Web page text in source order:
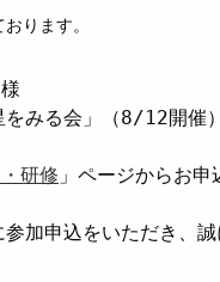
ります。
をみる会」（8/12開催
研修 」ページからお申
加申込をいただき、誠